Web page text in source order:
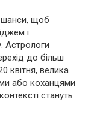
шанси, щоб
і
Астрологи
до більш
квітня, велика
або коханцями
стануть